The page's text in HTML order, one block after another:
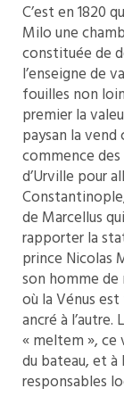
C’est en 1820
Milo une
constituée de
l’enseigne de
fouilles non
premier la
paysan la vend
commence
d’Urville pour
de Marcellus
rapporter la
prince Nicolas
son homme de
où la Vénus
ancré à l’autre.
« meltem », ce
du bateau, et à
responsables